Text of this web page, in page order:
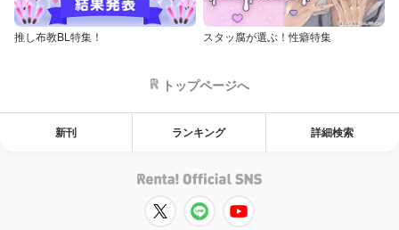
推し布教BL特集！ スタッ腐が選ぶ！性癖特集
トップページへ
新刊 ランキング 詳細検索